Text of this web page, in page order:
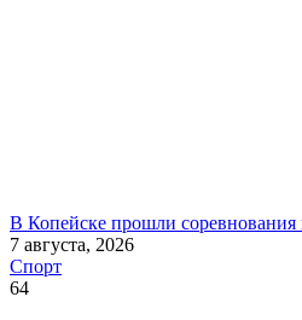
В Копейске прошли соревнования
7 августа, 2026
Спорт
64